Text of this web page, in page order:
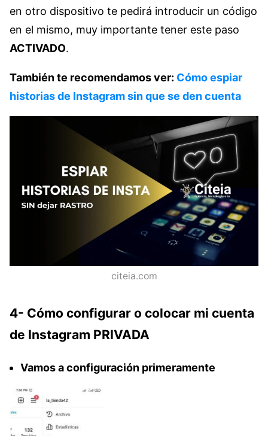
en otro dispositivo te pedirá introducir un código
en el mismo, muy importante tener este paso
ACTIVADO.
También te recomendamos ver: Cómo espiar
historias de Instagram sin que se den cuenta
citeia.com
4- Cómo configurar o colocar mi cuenta
de Instagram PRIVADA
Vamos a configuración primeramente